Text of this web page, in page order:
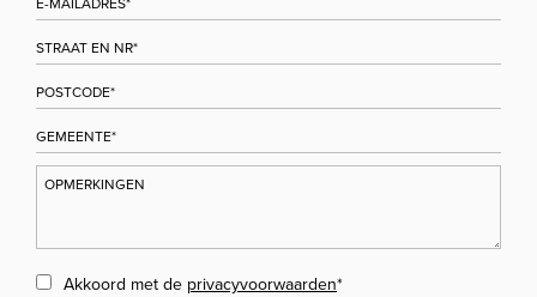
Akkoord met de privacyvoorwaarden*